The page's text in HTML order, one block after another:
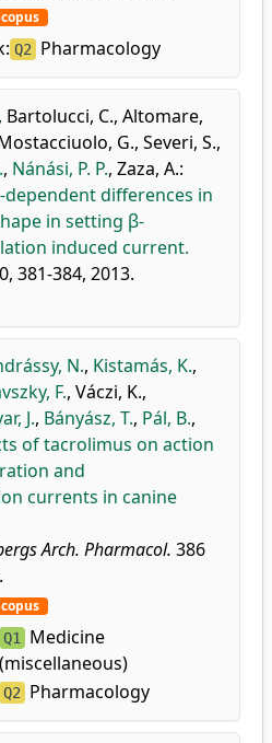
Q2 Pharmacology
, Bartolucci, C., Altomare,
G., Severi, S.,
, Nánási, P. P., Zaza, A.:
dependent differences in
in setting β-
induced current.
381-384, 2013.
N., Kistamás, K.,
F., Váczi, K.,
J., Bányász, T., Pál, B.,
of tacrolimus on action
and
currents in canine
Arch. Pharmacol. 386
Q1
Medicine
(miscellaneous)
Q2 Pharmacology